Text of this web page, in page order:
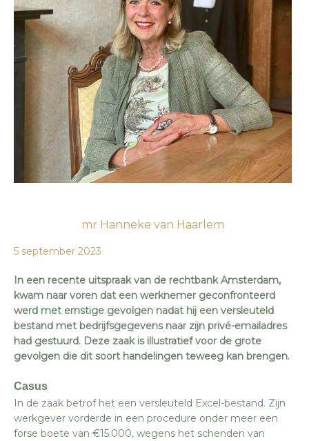
mr Hanneke van Haarlem
5 september 2023
In een recente uitspraak van de rechtbank Amsterdam,
kwam naar voren dat een werknemer geconfronteerd
werd met ernstige gevolgen nadat hij een versleuteld
bestand met bedrijfsgegevens naar zijn privé-emailadres
had gestuurd. Deze zaak is illustratief voor de grote
gevolgen die dit soort handelingen teweeg kan brengen.
Casus
In de zaak betrof het een versleuteld Excel-bestand. Zijn
werkgever vorderde in een procedure onder meer een
forse boete van €15.000, wegens het schenden van